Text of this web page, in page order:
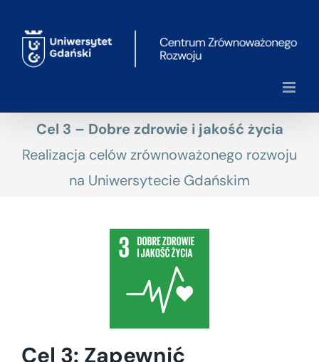
zawartości
Cel 3 – Dobre zdrowie i jakość życia
Realizacja celów zrównoważonego rozwoju
na Uniwersytecie Gdańskim
Cel 3: Zapewnić